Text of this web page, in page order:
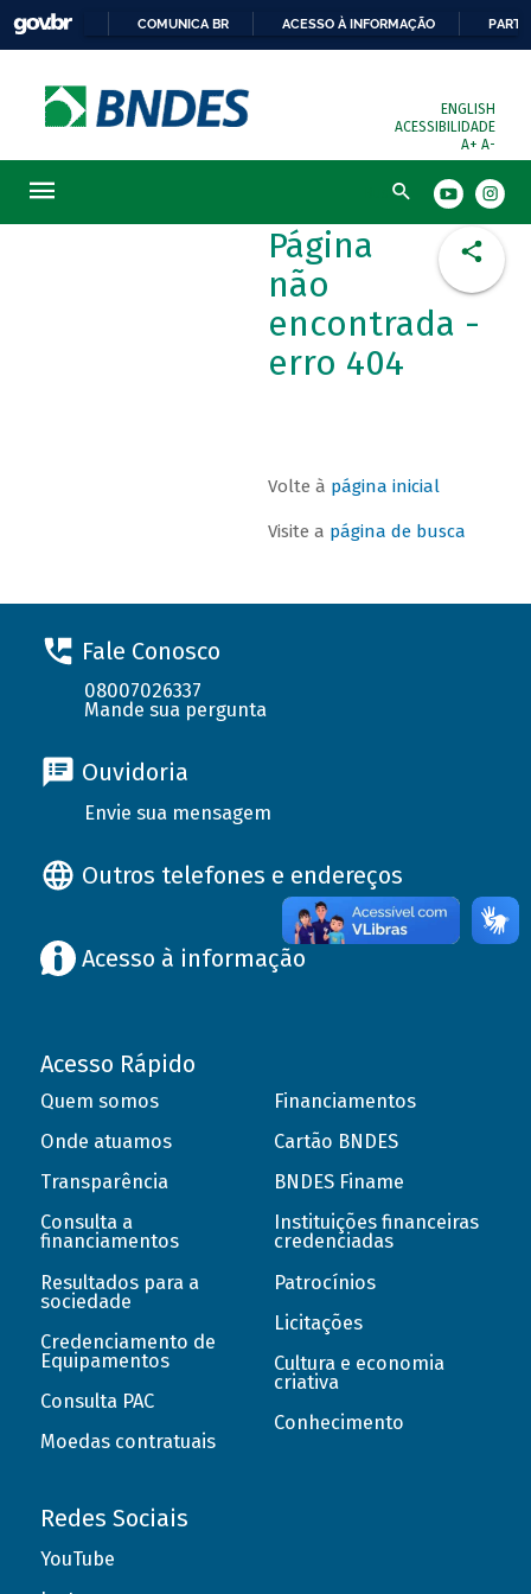
COMUNICA BR ACESSO À INFORMAÇÃO
ENGLISH
ACESSIBILIDADE
A+ A-
Busca
Página
não
encontrada -
erro 404
Volte à página inicial
Visite a página de busca
Fale Conosco
08007026337
Mande sua pergunta
Ouvidoria
Envie sua mensagem
Outros telefones e endereços
Acesso à informação
Acesso Rápido
Quem somos
Onde atuamos
Transparência
Consulta a
financiamentos
Resultados para a
sociedade
Credenciamento de
Equipamentos
Consulta PAC
Moedas contratuais
Financiamentos
Cartão BNDES
BNDES Finame
Instituições financeiras
credenciadas
Patrocínios
Licitações
Cultura e economia
criativa
Conhecimento
Redes Sociais
YouTube